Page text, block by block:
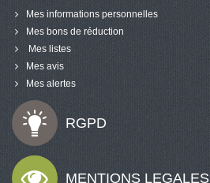
RGPD
MENTIONS LEGALES
Mes informations personnelles
Mes bons de réduction
Mes listes
Mes avis
Mes alertes